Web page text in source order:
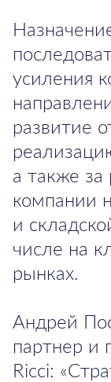
усиления
развитие
а также за
компании
и
числе на
рынках.
Андрей
партнер и
Ricci: